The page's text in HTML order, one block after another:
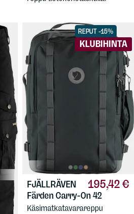
REPUT -15%
KLUBIHINTA
195,42 €
FJÄLLRÄVEN
Färden Carry-On 42
Käsimatkatavarareppu